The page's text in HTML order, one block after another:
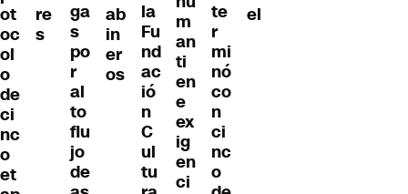
ot
oc
ol
o
de
ci
nc
o
et
re
s
ga
s
po
r
al
to
flu
jo
de
ab
in
er
os
la
Fu
nd
ac
ió
n
C
ul
tu
m
an
ti
en
e
ex
ig
en
ci
te
r
mi
nó
co
n
ci
nc
o
el